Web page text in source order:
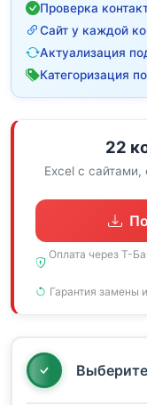
Проверка
Сайт у каждой
Актуализация
Категоризация
22
Excel с
Оплата через Т-
Гарантия замены